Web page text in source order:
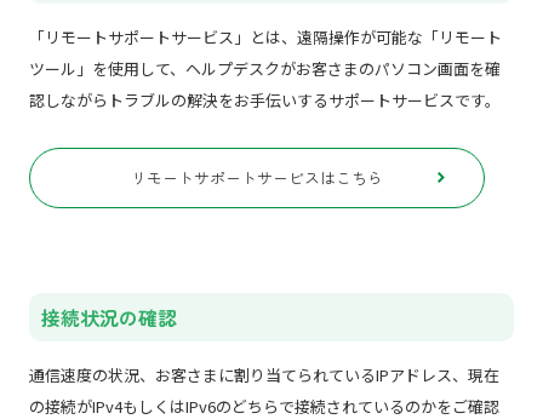
「リモートサポートサービス」とは、遠隔操作が可能な「リモート
ツール」を使用して、ヘルプデスクがお客さまのパソコン画面を確
認しながらトラブルの解決をお手伝いするサポートサービスです。
リモートサポートサービスはこちら
接続状況の確認
通信速度の状況、お客さまに割り当てられているIPアドレス、 現在
の接続がIPv4もしくはIPv6のどちらで接続されているのかをご確認